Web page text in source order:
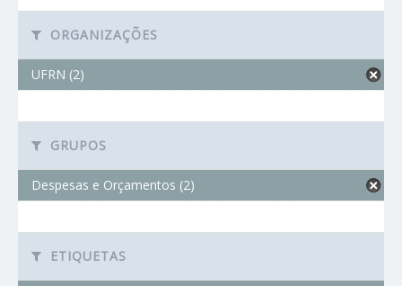
ORGANIZAÇÕES
UFRN (2)
GRUPOS
Despesas e Orçamentos (2)
ETIQUETAS